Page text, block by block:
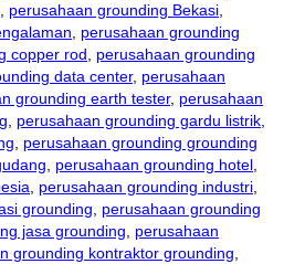
, perusahaan grounding Bekasi,
, perusahaan grounding
copper rod, perusahaan grounding
data center, perusahaan
grounding earth tester, perusahaan
, perusahaan grounding gardu listrik,
, perusahaan grounding grounding
, perusahaan grounding hotel,
, perusahaan grounding industri,
grounding, perusahaan grounding
jasa grounding, perusahaan
grounding kontraktor grounding,